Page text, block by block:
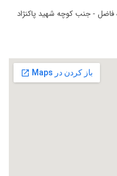
فاضل - جنب کوچه شهید پاکنژاد